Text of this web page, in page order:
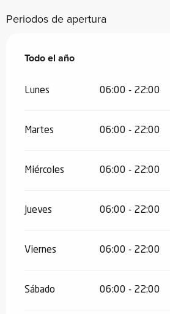
Periodos de apertura
Todo el año
Todo el año
Lunes 06:00 - 22:00
Martes 06:00 - 22:00
Miércoles 06:00 - 22:00
Jueves 06:00 - 22:00
Viernes 06:00 - 22:00
Sábado 06:00 - 22:00